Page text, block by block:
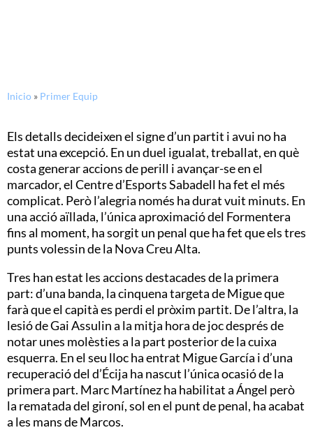
Inicio » Primer Equip
Els detalls decideixen el signe d’un partit i avui no ha
estat una excepció. En un duel igualat, treballat, en què
costa generar accions de perill i avançar-se en el
marcador, el Centre d’Esports Sabadell ha fet el més
complicat. Però l’alegria només ha durat vuit minuts. En
una acció aïllada, l’única aproximació del Formentera
fins al moment, ha sorgit un penal que ha fet que els tres
punts volessin de la Nova Creu Alta.
Tres han estat les accions destacades de la primera
part: d’una banda, la cinquena targeta de Migue que
farà que el capità es perdi el pròxim partit. De l’altra, la
lesió de Gai Assulin a la mitja hora de joc després de
notar unes molèsties a la part posterior de la cuixa
esquerra. En el seu lloc ha entrat Migue García i d’una
recuperació del d’Écija ha nascut l’única ocasió de la
primera part. Marc Martínez ha habilitat a Ángel però
la rematada del gironí, sol en el punt de penal, ha acabat
a les mans de Marcos.